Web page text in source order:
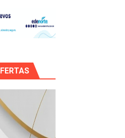
la cancelación de un ataque.